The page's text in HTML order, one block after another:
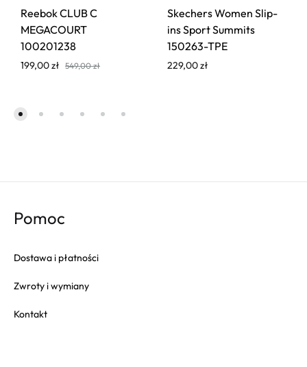
Reebok CLUB C
MEGACOURT
100201238
199,00zł 549,00zł
Skechers Women Slip-
ins Sport Summits
150263-TPE
229,00zł
Pomoc
Dostawa i płatności
Zwroty i wymiany
Kontakt